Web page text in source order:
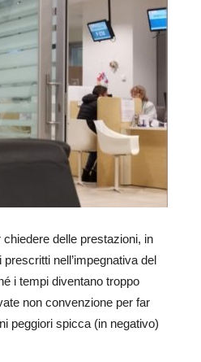
delle prestazioni, in
nell’impegnativa del
i tempi diventano troppo
non convenzione per far
peggiori spicca (in negativo)